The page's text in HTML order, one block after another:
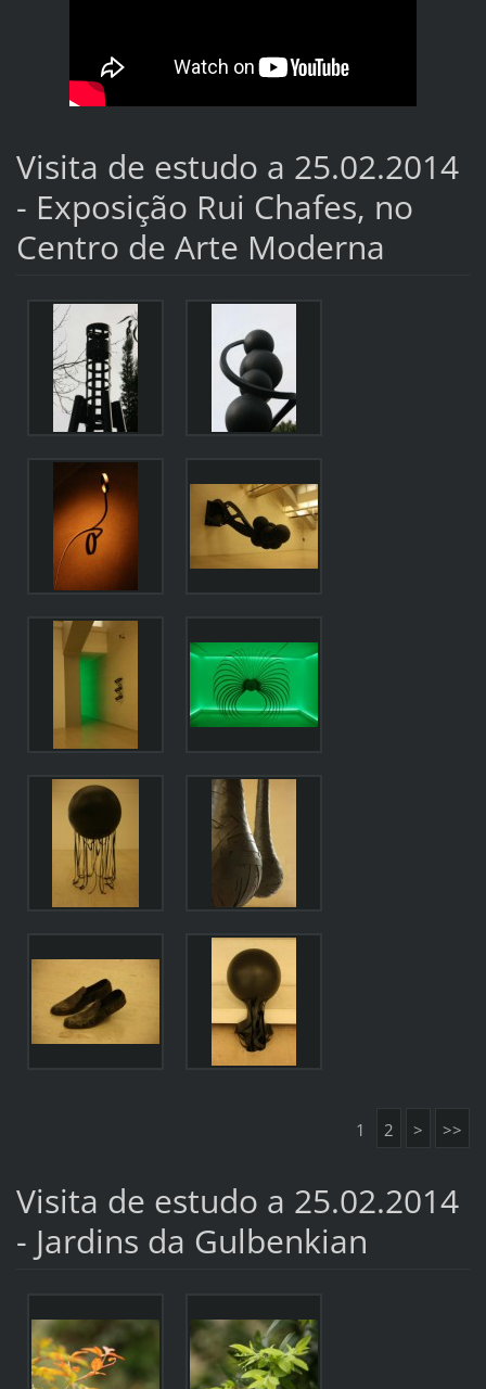
Visita de estudo a 25.02.2014
- Exposição Rui Chafes, no
Centro de Arte Moderna
1 2 > >>
Visita de estudo a 25.02.2014
- Jardins da Gulbenkian